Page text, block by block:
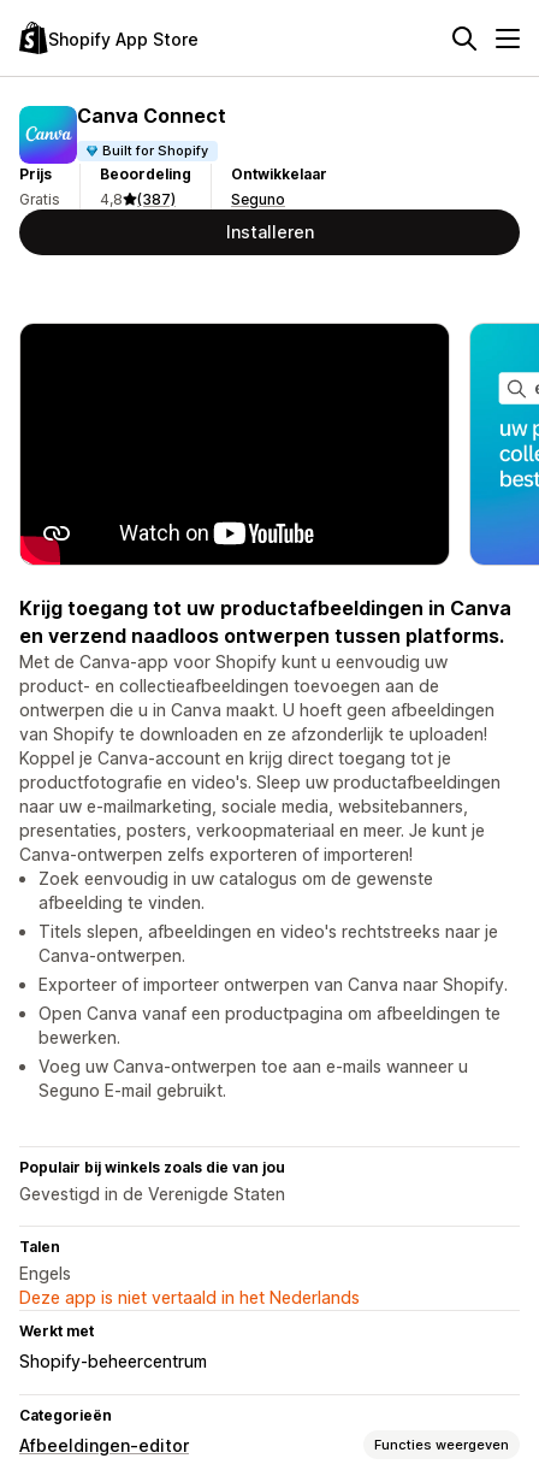
Shopify App Store
Canva Connect
Built for Shopify
Prijs
Gratis
Beoordeling
4,8
(387)
Ontwikkelaar
Seguno
Installeren
Krijg toegang tot uw productafbeeldingen in Canva
en verzend naadloos ontwerpen tussen platforms.
Met de Canva-app voor Shopify kunt u eenvoudig uw
product- en collectieafbeeldingen toevoegen aan de
ontwerpen die u in Canva maakt. U hoeft geen afbeeldingen
van Shopify te downloaden en ze afzonderlijk te uploaden!
Koppel je Canva-account en krijg direct toegang tot je
productfotografie en video's. Sleep uw productafbeeldingen
naar uw e-mailmarketing, sociale media, websitebanners,
presentaties, posters, verkoopmateriaal en meer. Je kunt je
Canva-ontwerpen zelfs exporteren of importeren!
Zoek eenvoudig in uw catalogus om de gewenste
afbeelding te vinden.
Titels slepen, afbeeldingen en video's rechtstreeks naar je
Canva-ontwerpen.
Exporteer of importeer ontwerpen van Canva naar Shopify.
Open Canva vanaf een productpagina om afbeeldingen te
bewerken.
Voeg uw Canva-ontwerpen toe aan e-mails wanneer u
Seguno E-mail gebruikt.
Populair bij winkels zoals die van jou
Gevestigd in de Verenigde Staten
Talen
Engels
Deze app is niet vertaald in het Nederlands
Werkt met
Shopify-beheercentrum
Categorieën
Afbeeldingen-editor Functies weergeven